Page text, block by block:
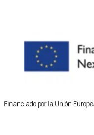
Financiado por la Unión